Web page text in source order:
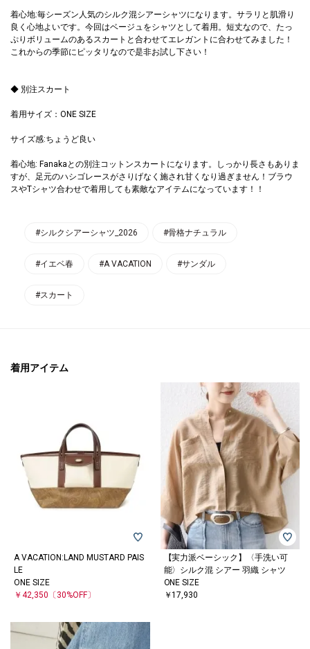
着心地:毎シーズン人気のシルク混シアーシャツになります。サラリと肌滑り
良く心地よいです。今回はベージュをシャツとして着用。短丈なので、たっ
ぷりボリュームのあるスカートと合わせてエレガントに合わせてみました！
これからの季節にピッタリなので是非お試し下さい！
◆ 別注スカート
着用サイズ：ONE SIZE
サイズ感:ちょうど良い
着心地: Fanakaとの別注コットンスカートになります。しっかり長さもありま
すが、足元のハシゴレースがさりげなく施され甘くなり過ぎません！ブラウ
スやTシャツ合わせで着用しても素敵なアイテムになっています！！
#シルクシアーシャツ_2026 #骨格ナチュラル
#イエベ春 #A VACATION #サンダル
#スカート
着用アイテム
A VACATION:LAND MUSTARD PAIS
LE
ONE SIZE
￥42,350 〔30%OFF〕
【実力派ベーシック】〈手洗い可
能〉シルク混 シアー 羽織 シャツ
ONE SIZE
￥17,930